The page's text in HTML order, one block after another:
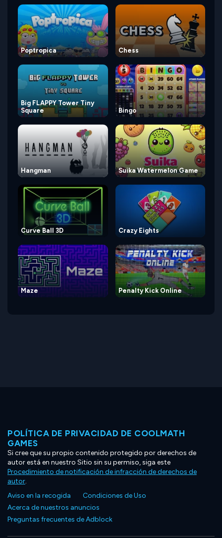
Poptropica Chess
Big FLAPPY Tower Tiny
Square
Bingo
Hangman Suika Watermelon Game
Curve Ball 3D Crazy Eights
Maze Penalty Kick Online
POLÍTICA DE PRIVACIDAD DE COOLMATH
GAMES
Si cree que su propio contenido protegido por derechos de
autor está en nuestro Sitio sin su permiso, siga este
Procedimiento de notificación de infracción de derechos de
autor.
Aviso en la recogida
Condiciones de Uso
Acerca de nuestros anuncios
Preguntas frecuentes de Adblock